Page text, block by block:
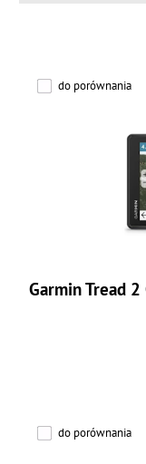
do porównania
Garmin Tread
do porównania